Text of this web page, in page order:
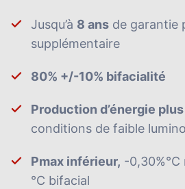
Jusqu’à 8 ans de garantie
supplémentaire
80% +/-10% bifacialité
Production d’énergie
conditions de faible
Pmax inférieur, -
°C bifacial